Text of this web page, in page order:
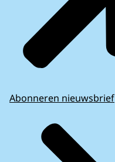
Abonneren nieuwsbrief